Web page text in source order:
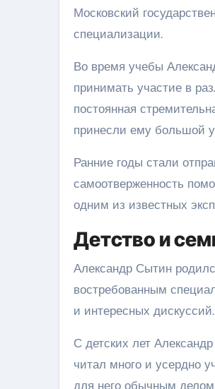
Московский
специализации.
Во время учебы
принимать участие в
постоянная
принесли ему большой
Ранние годы стали
самоотверженность
одним из известных
Детство и
Александр Сытин
востребованным
и интересных дискуссий.
С детских лет
читал много и усердно
для него обычным